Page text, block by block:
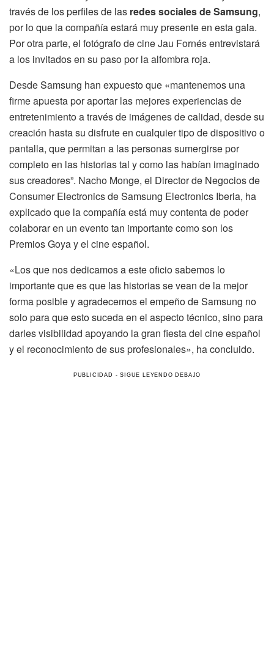
través de los perfiles de las redes sociales de Samsung,
por lo que la compañía estará muy presente en esta gala.
Por otra parte, el fotógrafo de cine Jau Fornés entrevistará
a los invitados en su paso por la alfombra roja.
Desde Samsung han expuesto que «mantenemos una
firme apuesta por aportar las mejores experiencias de
entretenimiento a través de imágenes de calidad, desde su
creación hasta su disfrute en cualquier tipo de dispositivo o
pantalla, que permitan a las personas sumergirse por
completo en las historias tal y como las habían imaginado
sus creadores”. Nacho Monge, el Director de Negocios de
Consumer Electronics de Samsung Electronics Iberia, ha
explicado que la compañía está muy contenta de poder
colaborar en un evento tan importante como son los
Premios Goya y el cine español.
«Los que nos dedicamos a este oficio sabemos lo
importante que es que las historias se vean de la mejor
forma posible y agradecemos el empeño de Samsung no
solo para que esto suceda en el aspecto técnico, sino para
darles visibilidad apoyando la gran fiesta del cine español
y el reconocimiento de sus profesionales», ha concluido.